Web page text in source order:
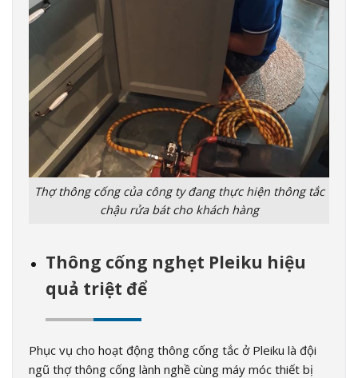
Thợ thông cống của công ty đang thực hiện thông tắc
chậu rửa bát cho khách hàng
Thông cống nghẹt Pleiku hiệu
quả triệt để
Phục vụ cho hoạt động thông cống tắc ở Pleiku là đội
ngũ thợ thông cống lành nghề cùng máy móc thiết bị